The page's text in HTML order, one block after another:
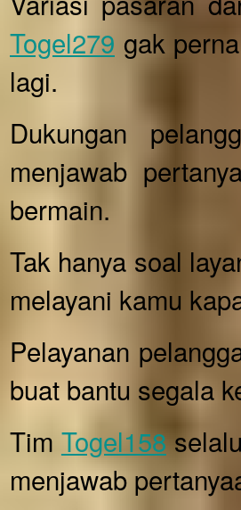
Togel279 gak
lagi.
Dukungan
menjawab
bermain.
Tak hanya soal
melayani kamu
Pelayanan
buat bantu segala
Tim Togel158
menjawab